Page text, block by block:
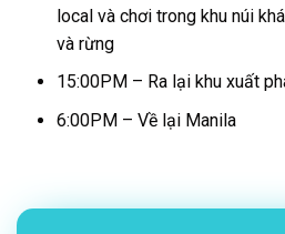
local và chơi trong khu núi
và rừng
15:00PM – Ra lại khu xuất
6:00PM – Về lại Manila